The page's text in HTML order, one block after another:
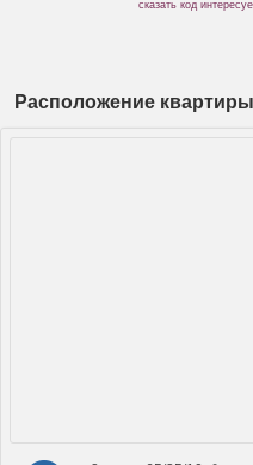
сказать код
Расположение